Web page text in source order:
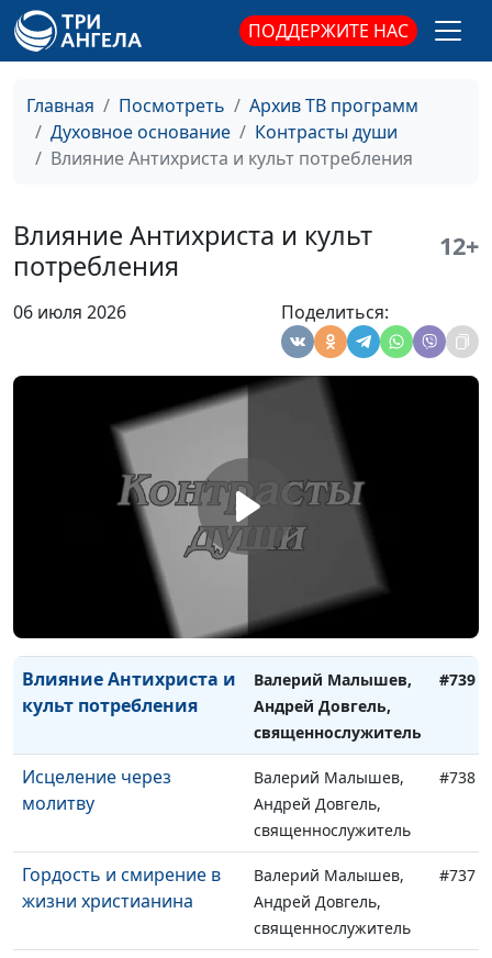
ПОДДЕРЖИТЕ НАС
Главная Посмотреть
Архив ТВ программ
Духовное основание
Контрасты души
Влияние Антихриста и культ потребления
Влияние Антихриста и культ
потребления
12+
06 июля 2026 Поделиться:
Ветхого Завета
Валерий Малышев,
Дети выросли и не хотят
идти в церковь
Валерий Малышев,
Андрей Довгель,
священнослужитель
компромиссы лукавого
Андрей Довгель,
священнослужитель
Влияние Антихриста и
культ потребления
Валерий Малышев,
Андрей Довгель,
священнослужитель
#739
Исцеление через
молитву
Валерий Малышев,
Андрей Довгель,
священнослужитель
#738
Гордость и смирение в
жизни христианина
Валерий Малышев,
Андрей Довгель,
священнослужитель
#737